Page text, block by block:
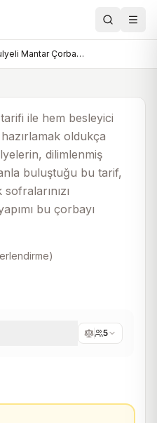
Ara
Fasulyeli Mantar Çorbası Tarifi
Tarifi
ile hem besleyici
oldukça
dilimlenmiş
buluştuğu bu tarif,
bu çorbayı
5